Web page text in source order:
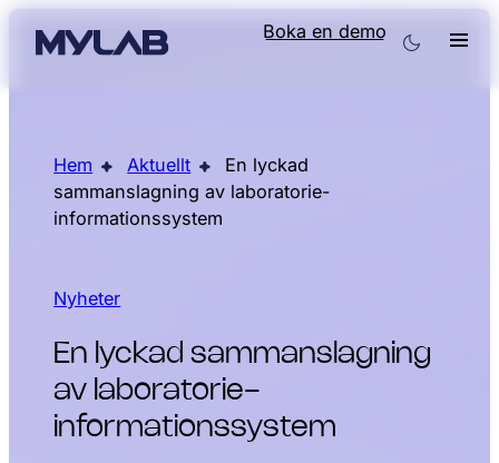
Boka en demo
Hem Aktuellt
En lyckad
sammanslagning av laboratorie-
informationssystem
Nyheter
En lyckad sammanslagning
av laboratorie-
informationssystem